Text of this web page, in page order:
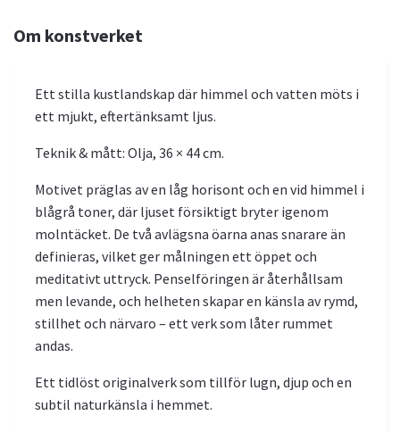
Om konstverket
Ett stilla kustlandskap där himmel och vatten möts i
ett mjukt, eftertänksamt ljus.
Teknik & mått: Olja, 36 × 44 cm.
Motivet präglas av en låg horisont och en vid himmel i
blågrå toner, där ljuset försiktigt bryter igenom
molntäcket. De två avlägsna öarna anas snarare än
definieras, vilket ger målningen ett öppet och
meditativt uttryck. Penselföringen är återhållsam
men levande, och helheten skapar en känsla av rymd,
stillhet och närvaro – ett verk som låter rummet
andas.
Ett tidlöst originalverk som tillför lugn, djup och en
subtil naturkänsla i hemmet.